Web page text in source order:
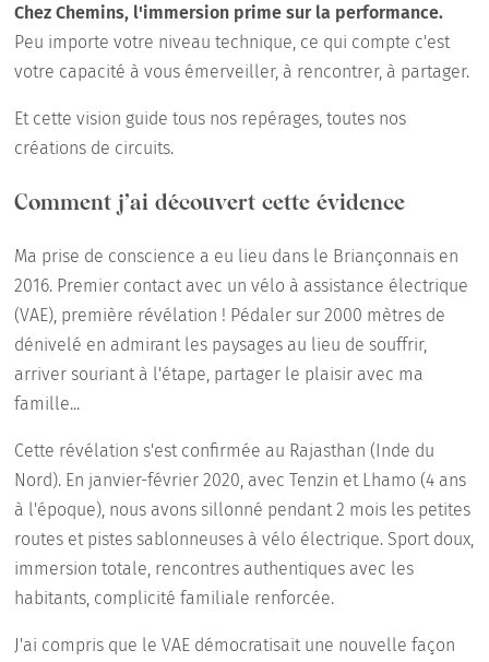
Chez Chemins, l'immersion prime sur la performance.
Peu importe votre niveau technique, ce qui compte c'est
votre capacité à vous émerveiller, à rencontrer, à partager.
Et cette vision guide tous nos repérages, toutes nos
créations de circuits.
Comment j’ai découvert cette évidence
Ma prise de conscience a eu lieu dans le Briançonnais en
2016. Premier contact avec un vélo à assistance électrique
(VAE), première révélation ! Pédaler sur 2000 mètres de
dénivelé en admirant les paysages au lieu de souffrir,
arriver souriant à l'étape, partager le plaisir avec ma
famille...
Cette révélation s'est confirmée au Rajasthan (Inde du
Nord). En janvier-février 2020, avec Tenzin et Lhamo (4 ans
à l'époque), nous avons sillonné pendant 2 mois les petites
routes et pistes sablonneuses à vélo électrique. Sport doux,
immersion totale, rencontres authentiques avec les
habitants, complicité familiale renforcée.
J'ai compris que le VAE démocratisait une nouvelle façon